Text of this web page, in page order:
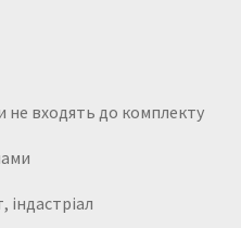
не входять до комплекту
індастріал